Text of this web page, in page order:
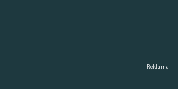
Reklama